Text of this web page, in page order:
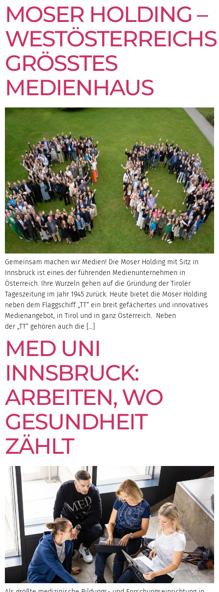
MOSER HOLDING –
WESTÖSTERREICHS
GRÖSSTES M
EDIENHAUS
Gemeinsam machen wir Medien! Die Moser Holding mit Sitz in
Innsbruck ist eines der führenden Medienunternehmen in
Österreich. Ihre Wurzeln gehen auf die Gründung der Tiroler
Tageszeitung im Jahr 1945 zurück. Heute bietet die Moser Holding
neben dem Flaggschiff „TT“ ein breit gefächertes und innovatives
Medienangebot, in Tirol und in ganz Österreich. Neben
der „TT“ gehören auch die […]
MED UNI
INNSBRUCK:
ARBEITEN, WO
GESUNDHEIT
ZÄHLT